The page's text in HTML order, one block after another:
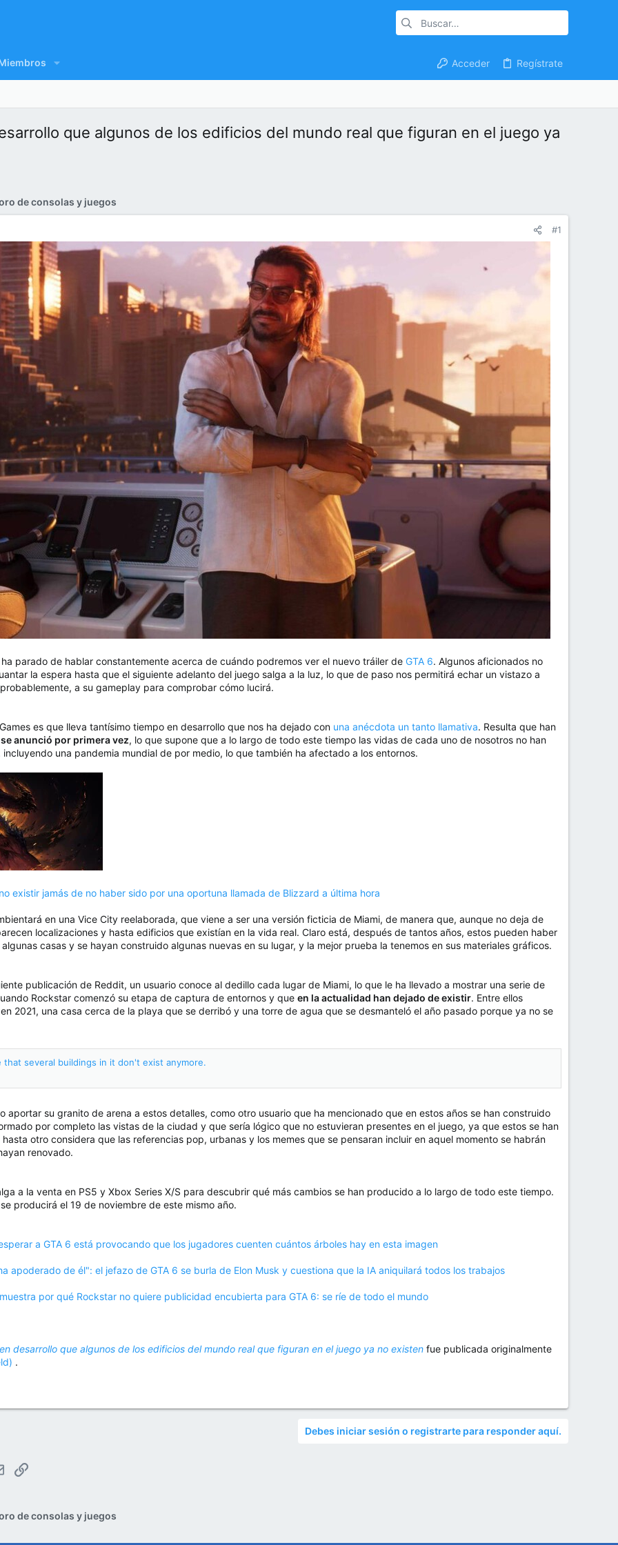
Acceder Regístrate
que algunos de los edificios del mundo real que figuran en el juego ya
de consolas y juegos
#1
parado de hablar constantemente acerca de cuándo podremos ver el nuevo tráiler de GTA 6. Algunos aficionados no
la espera hasta que el siguiente adelanto del juego salga a la luz, lo que de paso nos permitirá echar un vistazo a
a su gameplay para comprobar cómo lucirá.
es que lleva tantísimo tiempo en desarrollo que nos ha dejado con una anécdota un tanto llamativa. Resulta que han
anunció por primera vez, lo que supone que a lo largo de todo este tiempo las vidas de cada uno de nosotros no han
una pandemia mundial de por medio, lo que también ha afectado a los entornos.
existir jamás de no haber sido por una oportuna llamada de Blizzard a última hora
en una Vice City reelaborada, que viene a ser una versión ficticia de Miami, de manera que, aunque no deja de
localizaciones y hasta edificios que existían en la vida real. Claro está, después de tantos años, estos pueden haber
casas y se hayan construido algunas nuevas en su lugar, y la mejor prueba la tenemos en sus materiales gráficos.
publicación de Reddit, un usuario conoce al dedillo cada lugar de Miami, lo que le ha llevado a mostrar una serie de
Rockstar comenzó su etapa de captura de entornos y que en la actualidad han dejado de existir. Entre ellos
2021, una casa cerca de la playa que se derribó y una torre de agua que se desmanteló el año pasado porque ya no se
that several buildings in it don't exist anymore.
aportar su granito de arena a estos detalles, como otro usuario que ha mencionado que en estos años se han construido
por completo las vistas de la ciudad y que sería lógico que no estuvieran presentes en el juego, ya que estos se han
otro considera que las referencias pop, urbanas y los memes que se pensaran incluir en aquel momento se habrán
renovado.
a la venta en PS5 y Xbox Series X/S para descubrir qué más cambios se han producido a lo largo de todo este tiempo.
producirá el 19 de noviembre de este mismo año.
a GTA 6 está provocando que los jugadores cuenten cuántos árboles hay en esta imagen
apoderado de él": el jefazo de GTA 6 se burla de Elon Musk y cuestiona que la IA aniquilará todos los trabajos
por qué Rockstar no quiere publicidad encubierta para GTA 6: se ríe de todo el mundo
desarrollo que algunos de los edificios del mundo real que figuran en el juego ya no existen fue publicada originalmente
.
Debes iniciar sesión o registrarte para responder aquí.
EmailEnlace
de consolas y juegos